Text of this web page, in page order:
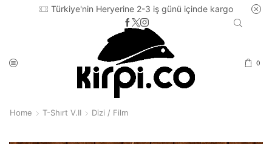
Türkiye'nin Heryerine 2-3 iş günü içinde kargo
0
Home T-Shırt V.II Dizi / Film